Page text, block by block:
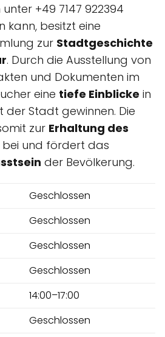
+49 7147 922394
kann, besitzt eine
zur Stadtgeschichte
. Durch die Ausstellung von
und Dokumenten im
eine tiefe Einblicke in
Stadt gewinnen. Die
zur Erhaltung des
bei und fördert das
der Bevölkerung.
Geschlossen
Geschlossen
Geschlossen
Geschlossen
14:00–17:00
Geschlossen